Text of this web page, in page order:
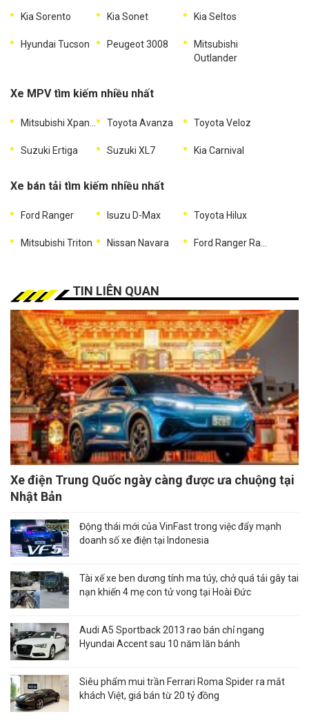
Kia Sorento Kia Sonet Kia Seltos
Hyundai Tucson Peugeot 3008
Mitsubishi
Outlander
Xe MPV tìm kiếm nhiều nhất
Mitsubishi Xpander Toyota Avanza Toyota Veloz
Suzuki Ertiga Suzuki XL7 Kia Carnival
Xe bán tải tìm kiếm nhiều nhất
Ford Ranger Isuzu D-Max Toyota Hilux
Mitsubishi Triton Nissan Navara Ford Ranger Raptor
TIN LIÊN QUAN
Xe điện Trung Quốc ngày càng được ưa chuộng tại
Nhật Bản
Động thái mới của VinFast trong việc đẩy mạnh
doanh số xe điện tại Indonesia
Tài xế xe ben dương tính ma túy, chở quá tải gây tai
nạn khiến 4 mẹ con tử vong tại Hoài Đức
Audi A5 Sportback 2013 rao bán chỉ ngang
Hyundai Accent sau 10 năm lăn bánh
Siêu phẩm mui trần Ferrari Roma Spider ra mắt
khách Việt, giá bán từ 20 tỷ đồng